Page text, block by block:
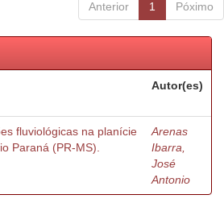
Anterior 1 Póximo
Autor(es)
fluviológicas na planície
Paraná (PR-MS).
Arenas
Ibarra,
José
Antonio